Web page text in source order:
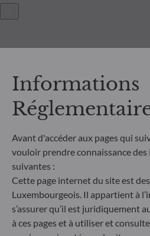
12 boulevard de la Madeleine
75440 Paris Cedex 09
France
+33 1 44 51 80 28
Société de Gestion de Portefeuille
Marchés Financiers sous le numéro
* Entité responsable du site internet
Informations
Avant d'accéder aux pages qui
vouloir prendre connaissance
suivantes :
Cette page internet du site est
Luxembourgeois. Il appartient à
s’assurer qu’il est juridiquement
à ces pages et à utiliser et